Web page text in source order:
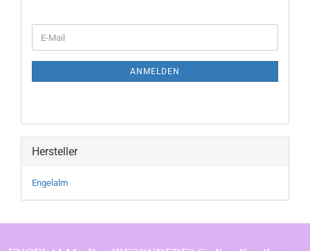
ZUR
E-
Mail
ANMELDEN
Hersteller
Engelalm